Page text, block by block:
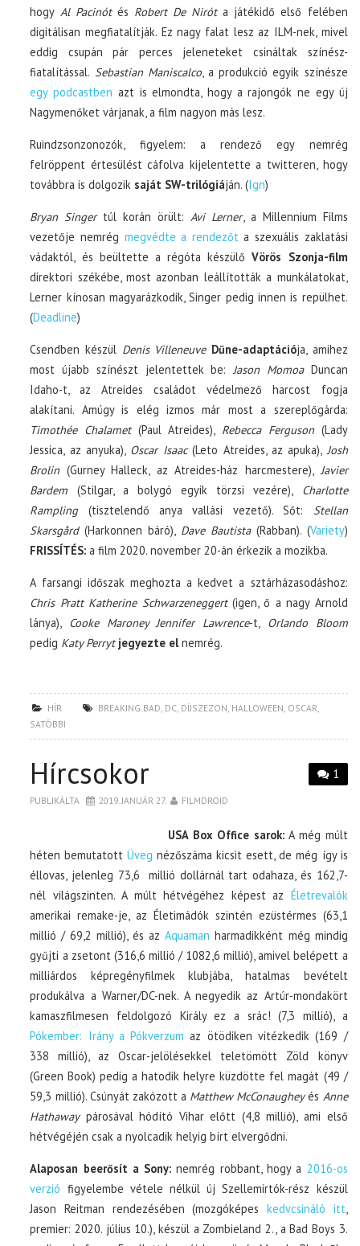
hogy Al Pacinótés Robert De Niróta játékidő első felében
digitálisan megfiatalítják. Ez nagy falat lesz az ILM-nek, mivel
eddig csupán pár perces jeleneteket csináltak színész-
fiatalítással. Sebastian Maniscalco, a produkció egyik színésze
egy podcastben azt is elmondta, hogy a rajongók ne egy új
Nagymenőket várjanak, a film nagyon más lesz.
Ruindzsonzonozók, figyelem: a rendező egy nemrég
felröppent értesülést cáfolva kijelentette a twitteren, hogy
továbbra is dolgozik saját SW-trilógiáján. (Ign)
Bryan Singertúl korán örült: Avi Lerner, a Millennium Films
vezetője nemrég megvédte a rendezőt a szexuális zaklatási
vádaktól, és beültette a régóta készülőVörös Szonja-film
direktori székébe, most azonban leállították a munkálatokat,
Lerner kínosan magyarázkodik, Singer pedig innen is repülhet.
(Deadline)
Csendben készül Denis Villeneuve Dűne-adaptációja, amihez
most újabb színészt jelentettek be: Jason MomoaDuncan
Idaho-t, az Atreides családot védelmező harcost fogja
alakítani. Amúgy is elég izmos már most a szereplőgárda:
Timothée Chalamet(Paul Atreides), Rebecca Ferguson(Lady
Jessica, az anyuka), Oscar Isaac(Leto Atreides, az apuka), Josh
Brolin(Gurney Halleck, az Atreides-ház harcmestere), Javier
Bardem (Stilgar, a bolygó egyik törzsi vezére), Charlotte
Rampling(tisztelendő anya vallási vezető). Sőt: Stellan
Skarsgård(Harkonnen báró), Dave Bautista(Rabban). (Variety)
FRISSÍTÉS: a film 2020. november 20-án érkezik a mozikba.
A farsangi időszak meghozta a kedvet a sztárházasodáshoz:
Chris Pratt Katherine Schwarzeneggert(igen, ő a nagy Arnold
lánya), Cooke Maroney Jennifer Lawrence-t, Orlando Bloom
pedig Katy Perryt jegyezte elnemrég.
HÍR BREAKING BAD DC DÍJSZEZON HALLOWEEN OSCAR
SATÖBBI
1
Hírcsokor
PUBLIKÁLTA 2019. JANUÁR 27. FILMDROID
USA Box Office sarok:A még múlt
héten bemutatottÜveg nézőszáma kicsit esett, de még így is
éllovas, jelenleg 73,6 millió dollárnál tart odahaza, és 162,7-
nél világszinten. A múlt hétvégéhez képest az Életrevalók
amerikai remake-je, az Életimádók szintén ezüstérmes (63,1
millió / 69,2 millió), és azAquaman harmadikként még mindig
gyűjti a zsetont (316,6 millió / 1082,6 millió), amivel belépett a
milliárdos képregényfilmek klubjába, hatalmas bevételt
produkálva a Warner/DC-nek. A negyedik az Artúr-mondakört
kamaszfilmesen feldolgozó Király ez a srác! (7,3 millió), a
Pókember: Irány a Pókverzum az ötödiken vitézkedik (169 /
338 millió), az Oscar-jelölésekkel teletömött Zöld könyv
(Green Book) pedig a hatodik helyre küzdötte fel magát (49 /
59,3 millió). Csúnyát zakózott a Matthew McConaugheyés Anne
Hathawaypárosával hódító Vihar előtt (4,8 millió), ami első
hétvégéjén csak a nyolcadik helyig bírt elvergődni.
Alaposan beerősít a Sony: nemrég robbant, hogy a 2016-os
verzió figyelembe vétele nélkül új Szellemirtók-rész készül
Jason Reitman rendezésében (mozgóképes kedvcsináló itt
premier: 2020. július 10.), készül a Zombieland 2., a Bad Boys 3.